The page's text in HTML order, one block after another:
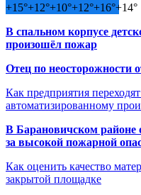
+15°+12°+10°+12°+16°+14°
В спальном корпусе
произошёл пожар
Отец по неосторожности
Как предприятия
автоматизированному
В Барановичском районе
за высокой пожарной
Как оценить качество
закрытой площадке